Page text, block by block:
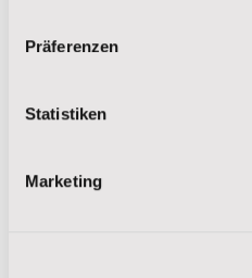
Präferenzen
Statistiken
Marketing
Sag einfach Hallo –